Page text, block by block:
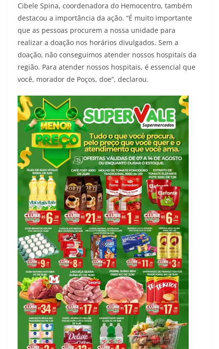
Cibele Spina, coordenadora do Hemocentro, também
destacou a importância da ação. “É muito importante
que as pessoas procurem a nossa unidade para
realizar a doação nos horários divulgados. Sem a
doação, não conseguimos atender nossos hospitais da
região. Para atender nossos hospitais, é essencial que
você, morador de Poços, doe”, declarou.